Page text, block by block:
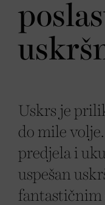
Uskrs je
do mile
predjela i
uspešan
fantastičnim